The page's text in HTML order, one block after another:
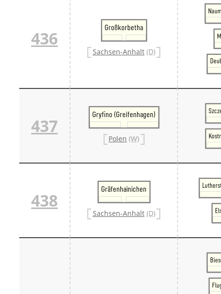
436
Großkorbetha
Sachsen-Anhalt (D)
437
Gryfino (Greifenhagen)
Polen (W)
438
Gräfenhainichen
Sachsen-Anhalt (D)